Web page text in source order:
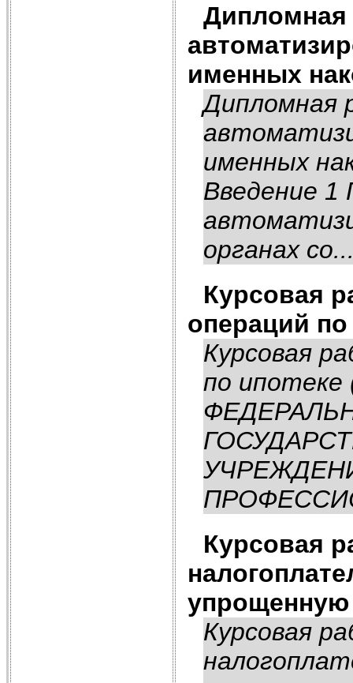
Дипломная
именных
Дипломная
именных
Введение 1
органах
Курсовая
операций
Курсовая
по ипотеке
Курсовая
упрощенную
Курсовая